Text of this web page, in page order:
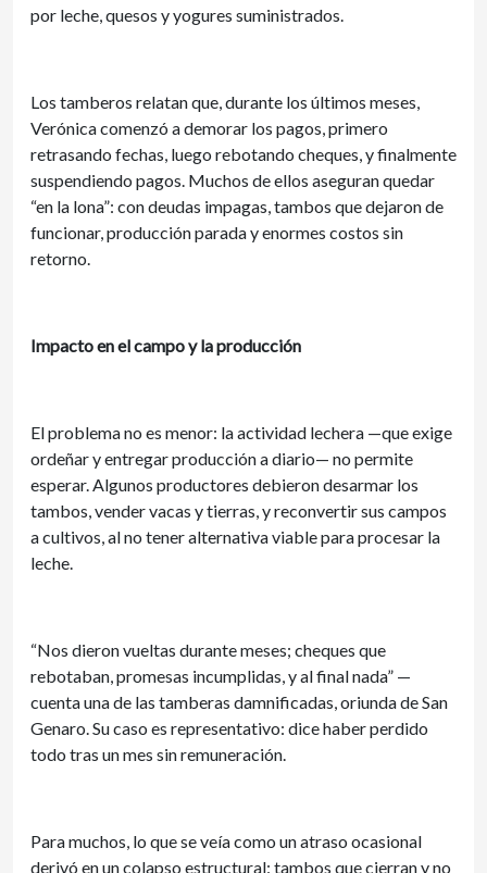
por leche, quesos y yogures suministrados.
Los tamberos relatan que, durante los últimos meses,
Verónica comenzó a demorar los pagos, primero
retrasando fechas, luego rebotando cheques, y finalmente
suspendiendo pagos. Muchos de ellos aseguran quedar
“en la lona”: con deudas impagas, tambos que dejaron de
funcionar, producción parada y enormes costos sin
retorno.
Impacto en el campo y la producción
El problema no es menor: la actividad lechera —que exige
ordeñar y entregar producción a diario— no permite
esperar. Algunos productores debieron desarmar los
tambos, vender vacas y tierras, y reconvertir sus campos
a cultivos, al no tener alternativa viable para procesar la
leche.
“Nos dieron vueltas durante meses; cheques que
rebotaban, promesas incumplidas, y al final nada” —
cuenta una de las tamberas damnificadas, oriunda de San
Genaro. Su caso es representativo: dice haber perdido
todo tras un mes sin remuneración.
Para muchos, lo que se veía como un atraso ocasional
derivó en un colapso estructural: tambos que cierran y no